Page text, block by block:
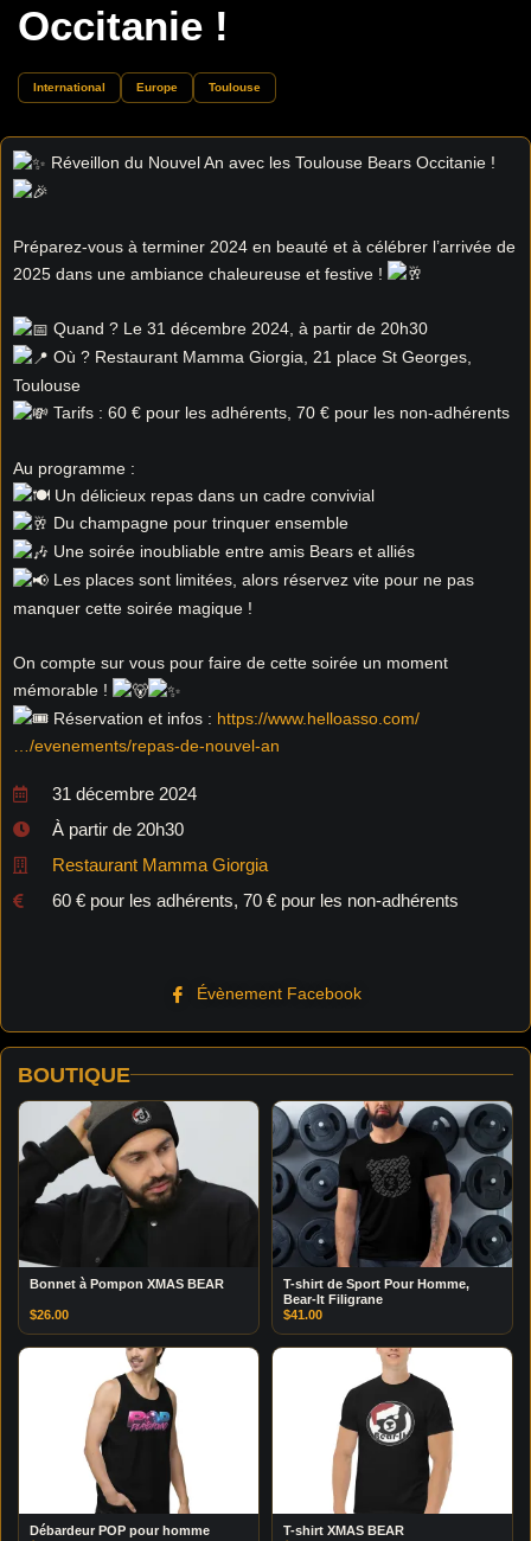
Occitanie !
International Europe Toulouse
Réveillon du Nouvel An avec les Toulouse Bears Occitanie !
Préparez-vous à terminer 2024 en beauté et à célébrer l’arrivée de
2025 dans une ambiance chaleureuse et festive !
Quand ? Le 31 décembre 2024, à partir de 20h30
Où ? Restaurant Mamma Giorgia, 21 place St Georges,
Toulouse
Tarifs : 60 € pour les adhérents, 70 € pour les non-adhérents
Au programme :
Un délicieux repas dans un cadre convivial
Du champagne pour trinquer ensemble
Une soirée inoubliable entre amis Bears et alliés
Les places sont limitées, alors réservez vite pour ne pas
manquer cette soirée magique !
On compte sur vous pour faire de cette soirée un moment
mémorable !
Réservation et infos : https://www.helloasso.com/
…/evenements/repas-de-nouvel-an
31 décembre 2024
À partir de 20h30
Restaurant Mamma Giorgia
60 € pour les adhérents, 70 € pour les non-adhérents
Évènement Facebook
BOUTIQUE
Bonnet à Pompon XMAS BEAR
$26.00
T-shirt de Sport Pour Homme,
Bear-It Filigrane
$41.00
Débardeur POP pour homme
T-shirt XMAS BEAR